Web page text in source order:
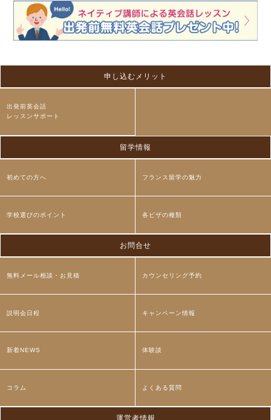
申し込むメリット
出発前英会話
レッスンサポート
留学情報
初めての方へ フランス留学の魅力
学校選びのポイント 各ビザの種類
お問合せ
無料メール相談・お見積 カウンセリング予約
説明会日程 キャンペーン情報
新着NEWS 体験談
コラム よくある質問